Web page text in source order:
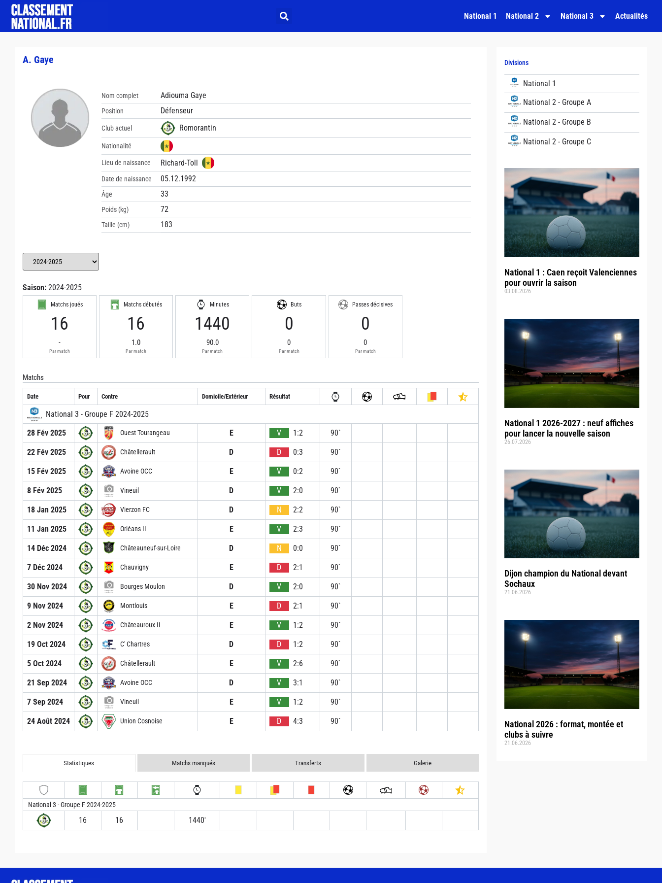
National 1 National 2 National 3 Actualités
Divisions
National 1
National 2 - Groupe A
National 2 - Groupe B
National 2 - Groupe C
National 1 : Caen reçoit Valenciennes
pour ouvrir la saison
03.08.2026
National 1 2026-2027 : neuf affiches
pour lancer la nouvelle saison
26.07.2026
Dijon champion du National devant
Sochaux
21.06.2026
National 2026 : format, montée et
clubs à suivre
21.06.2026
A. Gaye
Nom complet Adiouma Gaye
Position Défenseur
Club actuel Romorantin
Nationalité
Lieu de naissance Richard-Toll
Date de naissance 05.12.1992
Âge 33
Poids (kg) 72
Taille (cm) 183
Saison: 2024-2025
Matchs joués
16
-
Par match
Matchs débutés
16
1.0
Par match
Minutes
1440
90.0
Par match
Buts
0
0
Par match
Passes décisives
0
0
Par match
Matchs
Date Pour Contre Domicile/Extérieur Résultat
National 3 - Groupe F 2024-2025
28 Fév 2025
Ouest Tourangeau E V 1:2 90`
22 Fév 2025 Châtellerault D D 0:3 90`
15 Fév 2025 Avoine OCC E V 0:2 90`
8 Fév 2025 Vineuil D V 2:0 90`
18 Jan 2025 Vierzon FC D N 2:2 90`
11 Jan 2025 Orléans II E V 2:3 90`
14 Déc 2024 Châteauneuf-sur-Loire D N 0:0 90`
7 Déc 2024 Chauvigny E D 2:1 90`
30 Nov 2024 Bourges Moulon D V 2:0 90`
9 Nov 2024 Montlouis E D 2:1 90`
2 Nov 2024 Châteauroux II E V 1:2 90`
19 Oct 2024 C' Chartres D D 1:2 90`
5 Oct 2024 Châtellerault E V 2:6 90`
21 Sep 2024 Avoine OCC D V 3:1 90`
7 Sep 2024 Vineuil E V 1:2 90`
24 Août 2024 Union Cosnoise E D 4:3 90`
Statistiques Matchs manqués Transferts Galerie
National 3 - Groupe F 2024-2025
16 16 1440′